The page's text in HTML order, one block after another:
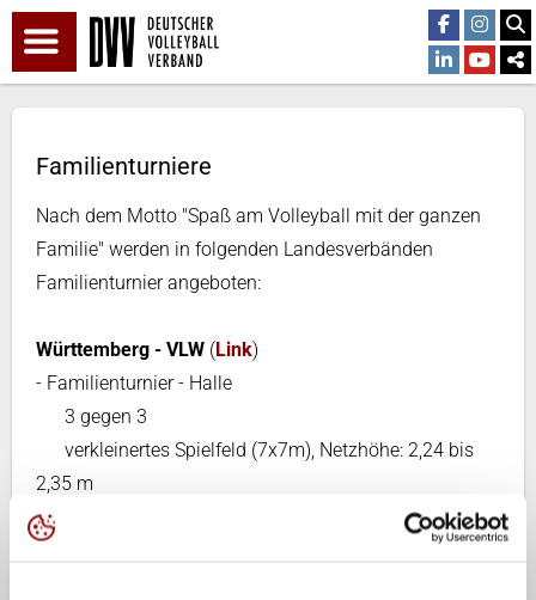
Familienturniere
Nach dem Motto "Spaß am Volleyball mit der ganzen
Familie" werden in folgenden Landesverbänden
Familienturnier angeboten:
Württemberg - VLW (Link)
- Familienturnier - Halle
3 gegen 3
verkleinertes Spielfeld (7x7m), Netzhöhe: 2,24 bis
2,35 m
Familienmannschaften: mindestens 2 verwandte